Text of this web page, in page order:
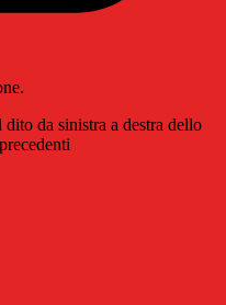
da sinistra a destra dello